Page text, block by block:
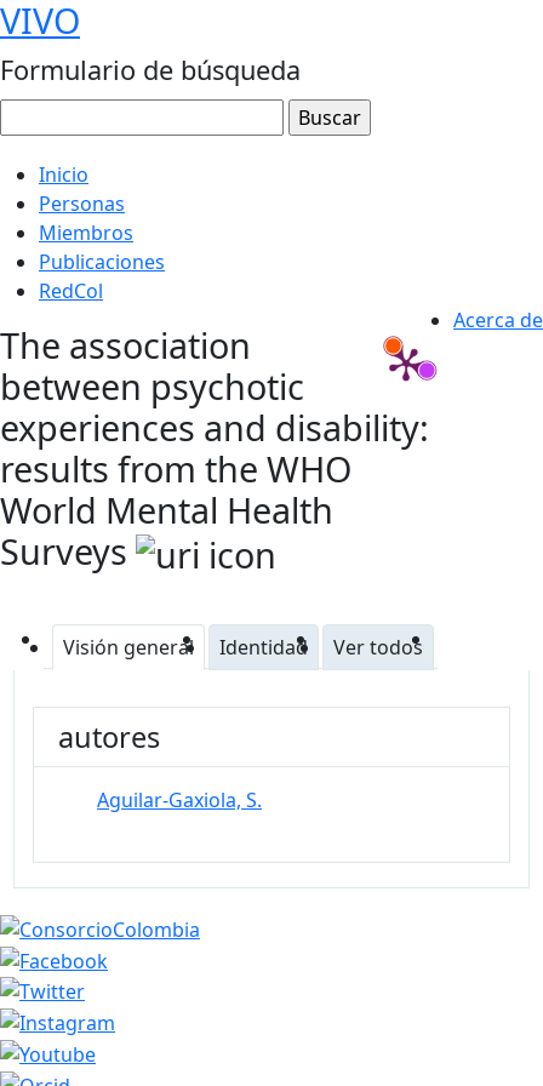
VIVO
Formulario de búsqueda
Inicio
Personas
Miembros
Publicaciones
RedCol
Acerca de
The association
between psychotic
experiences and disability:
results from the WHO
World Mental Health
Surveys
Visión general Identidad Ver todos
autores
Aguilar-Gaxiola, S.